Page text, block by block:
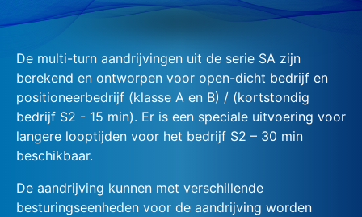
De multi-turn aandrijvingen uit de serie SA zijn
berekend en ontworpen voor open-dicht bedrijf en
positioneerbedrijf (klasse A en B) / (kortstondig
bedrijf S2 - 15 min). Er is een speciale uitvoering voor
langere looptijden voor het bedrijf S2 – 30 min
beschikbaar.
De aandrijving kunnen met verschillende
besturingseenheden voor de aandrijving worden